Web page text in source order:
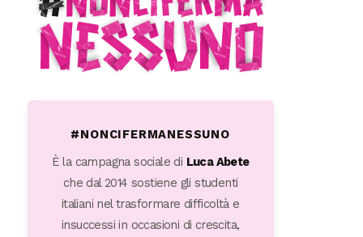
#NONCIFERMANESSUNO
È la campagna sociale di Luca Abete
che dal 2014 sostiene gli studenti
italiani nel trasformare difficoltà e
insuccessi in occasioni di crescita,